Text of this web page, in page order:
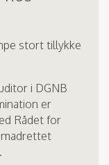
stort tillykke
i DGNB
er
Rådet for